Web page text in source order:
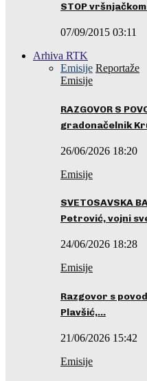
STOP
07/09/2015 03:11
Arhiva RTK
Emisije Reportaže
Emisije
RAZGOVOR S
gradonačelnik
26/06/2026 18:20
Emisije
SVETOSAVSKA
Petrović, vojni
24/06/2026 18:28
Emisije
Razgovor s
Plavšić,…
21/06/2026 15:42
Emisije